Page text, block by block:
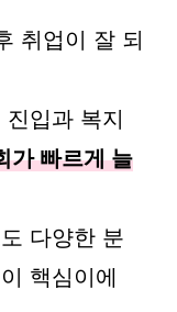
취업이 잘 되
입과 복지
가 빠르게 늘
다양한 분
핵심이에